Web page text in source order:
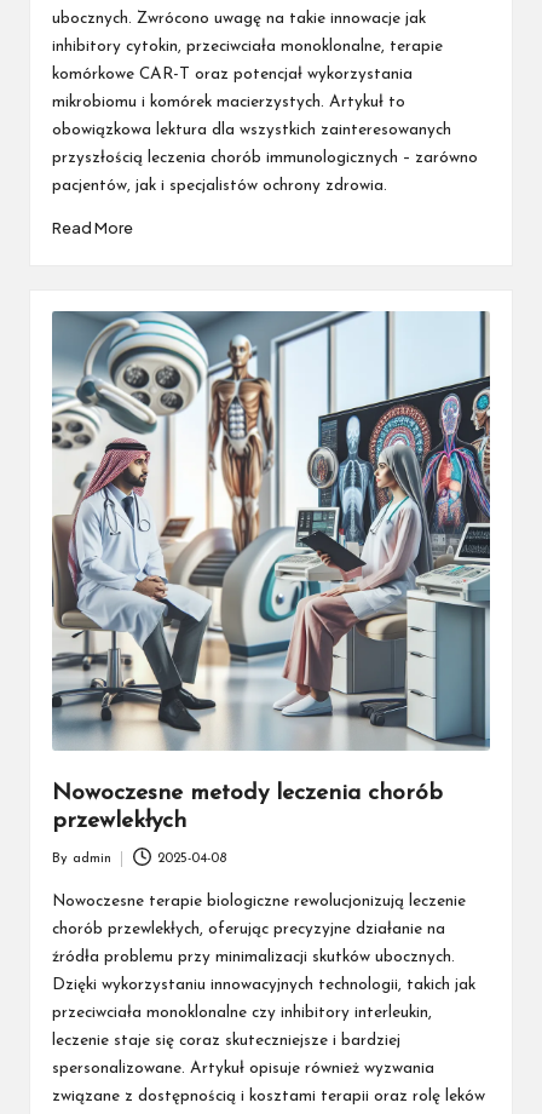
ubocznych. Zwrócono uwagę na takie innowacje jak
inhibitory cytokin, przeciwciała monoklonalne, terapie
komórkowe CAR-T oraz potencjał wykorzystania
mikrobiomu i komórek macierzystych. Artykuł to
obowiązkowa lektura dla wszystkich zainteresowanych
przyszłością leczenia chorób immunologicznych – zarówno
pacjentów, jak i specjalistów ochrony zdrowia.
Read More
Nowoczesne metody leczenia chorób
przewlekłych
by
By admin 2025-04-08
Nowoczesne terapie biologiczne rewolucjonizują leczenie
chorób przewlekłych, oferując precyzyjne działanie na
źródła problemu przy minimalizacji skutków ubocznych.
Dzięki wykorzystaniu innowacyjnych technologii, takich jak
przeciwciała monoklonalne czy inhibitory interleukin,
leczenie staje się coraz skuteczniejsze i bardziej
spersonalizowane. Artykuł opisuje również wyzwania
związane z dostępnością i kosztami terapii oraz rolę leków